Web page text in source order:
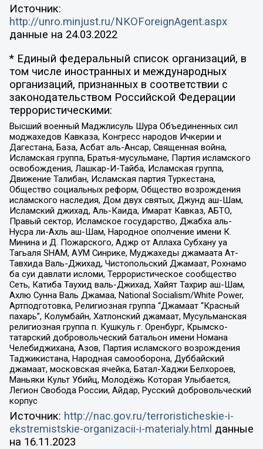
Источник:
http://unro.minjust.ru/NKOForeignAgent.aspx
данные на 24.03.2022
* Единый федеральный список организаций, в
том числе иностранных и международных
организаций, признанных в соответствии с
законодательством Российской Федерации
террористическими:
Высший военный Маджлисуль Шура Объединенных сил
моджахедов Кавказа, Конгресс народов Ичкерии и
Дагестана, База, Асбат аль-Ансар, Священная война,
Исламская группа, Братья-мусульмане, Партия исламского
освобождения, Лашкар-И-Тайба, Исламская группа,
Движение Талибан, Исламская партия Туркестана,
Общество социальных реформ, Общество возрождения
исламского наследия, Дом двух святых, Джунд аш-Шам,
Исламский джихад, Аль-Каида, Имарат Кавказ, АБТО,
Правый сектор, Исламское государство, Джабха аль-
Нусра ли-Ахль аш-Шам, Народное ополчение имени К.
Минина и Д. Пожарского, Аджр от Аллаха Субхану уа
Тагьаля SHAM, АУМ Синрике, Муджахеды джамаата Ат-
Тавхида Валь-Джихад, Чистопольский Джамаат, Рохнамо
ба суи давлати исломи, Террористическое сообщество
Сеть, Катиба Таухид валь-Джихад, Хайят Тахрир аш-Шам,
Ахлю Сунна Валь Джамаа, National Socialism/White Power,
Артподготовка, Религиозная группа “Джамаат “Красный
пахарь”, Колумбайн, Хатлонский джамаат, Мусульманская
религиозная группа п. Кушкуль г. Оренбург, Крымско-
татарский добровольческий батальон имени Номана
Челебиджихана, Азов, Партия исламского возрождения
Таджикистана, Народная самооборона, Дуббайский
джамаат, московская ячейка, Батал-Хаджи Белхороев,
Маньяки Культ Убийц, Молодёжь Которая Улыбается,
Легион Свобода России, Айдар, Русский добровольческий
корпус
Источник: http://nac.gov.ru/terroristicheskie-i-
ekstremistskie-organizacii-i-materialy.html данные
на 16.11.2023